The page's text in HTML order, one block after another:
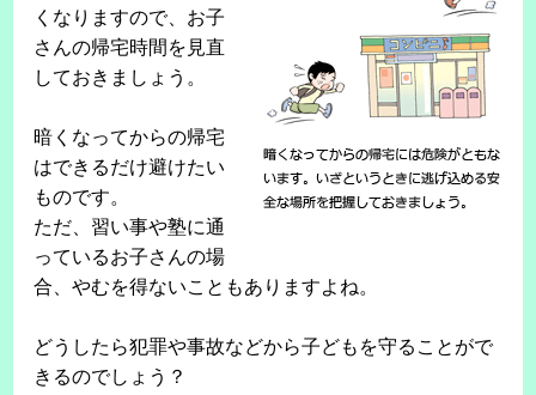
くなりますので、お子
さんの帰宅時間を見直
しておきましょう。
暗くなってからの帰宅
はできるだけ避けたい
ものです。
ただ、習い事や塾に通
っているお子さんの場
合、やむを得ないこともありますよね。
どうしたら犯罪や事故などから子どもを守ることがで
きるのでしょう？